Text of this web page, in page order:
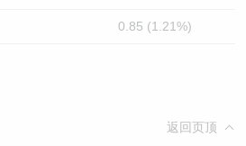
0.85 (1.21%)
返回页顶